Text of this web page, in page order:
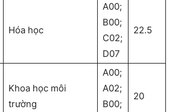
Hóa học
A00;
B00;
C02;
D07
22.5
Khoa học môi
trường
A00;
A02;
B00;
20